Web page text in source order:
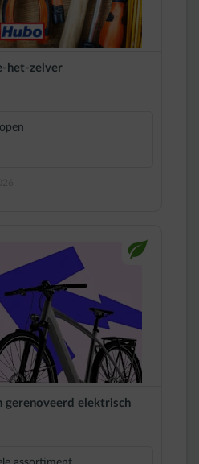
het-zelver
impulse-leaf
gerenoveerd elektrisch